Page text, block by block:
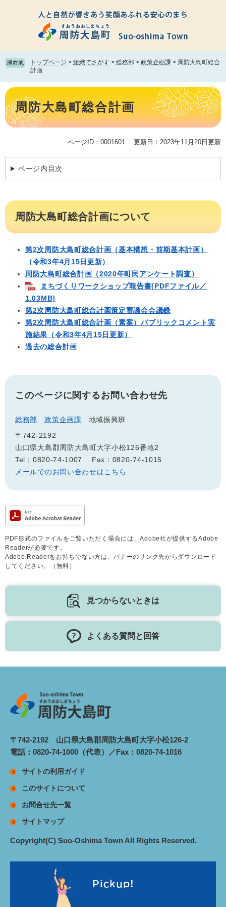
頭
で
飛
ば
て
文
へ
現在地 トップページ > 組織でさがす > 総務部 > 政策企画課 > 周防大島町総合
計画
本
文 周防大島町総合計画
ページID：0001601 更新日：2023年11月20日更新
ページ内目次
周防大島町総合計画について
第2次周防大島町総合計画（基本構想・前期基本計画）
（令和3年4月15日更新）
周防大島町総合計画（2020年町民アンケート調査）
まちづくりワークショップ報告書[PDFファイル／
1.03MB]
第2次周防大島町総合計画策定審議会会議録
第2次周防大島町総合計画（素案）パブリックコメント実
施結果（令和3年4月15日更新）
過去の総合計画
このページに関するお問い合わせ先
総務部 政策企画課
地域振興班
〒742-2192
山口県大島郡周防大島町大字小松126番地2
Tel：0820-74-1007
Fax：0820-74-1015
メールでのお問い合わせはこちら
PDF形式のファイルをご覧いただく場合には、Adobe社が提供するAdobe
Readerが必要です。
Adobe Readerをお持ちでない方は、バナーのリンク先からダウンロード
してください。（無料）
見つからないときは
よくある質問と回答
〒742-2192 山口県大島郡周防大島町大字小松126-2
電話：0820-74-1000（代表）／Fax：0820-74-1016
サイトの利用ガイド
このサイトについて
お問合せ先一覧
サイトマップ
Copyright(C) Suo-Oshima Town All Rights Reserved.